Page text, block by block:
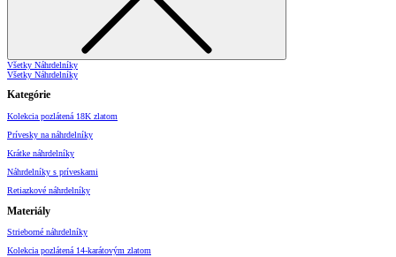
Všetky Náhrdelníky
Všetky Náhrdelníky
Kategórie
Kolekcia pozlátená 18K zlatom
Prívesky na náhrdelníky
Krátke náhrdelníky
Náhrdelníky s príveskami
Retiazkové náhrdelníky
Materiály
Strieborné náhrdelníky
Kolekcia pozlátená 14-karátovým zlatom